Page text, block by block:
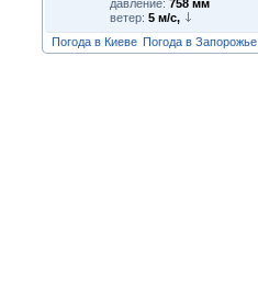
давление: 758 мм
ветер: 5 м/с,
Погода в Киеве Погода в Запорожье